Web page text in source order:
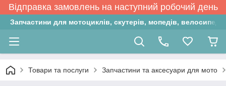
Відправка замовлень на наступний робочий день
Запчастини для мотоциклів, скутерів, мопедів,
Товари та послуги Запчастини та аксесуари для мото